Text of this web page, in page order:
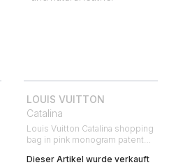
LOUIS VUITTON
Catalina
Louis Vuitton Catalina shopping
bag in pink monogram patent
Dieser Artikel wurde verkauft